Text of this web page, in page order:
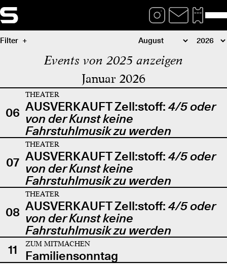
Filter
Events von 2025 anzeigen
Januar 2026
06
THEATER
AUSVERKAUFT Zell:stoff: 4/5 oder
von der Kunst keine
Fahrstuhlmusik zu werden
07
THEATER
AUSVERKAUFT Zell:stoff: 4/5 oder
von der Kunst keine
Fahrstuhlmusik zu werden
08
THEATER
AUSVERKAUFT Zell:stoff: 4/5 oder
von der Kunst keine
Fahrstuhlmusik zu werden
11
ZUM MITMACHEN
Familiensonntag